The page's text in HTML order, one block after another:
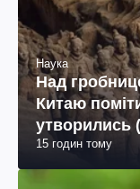
Наука
Над
Китаю
утворились
15 годин тому